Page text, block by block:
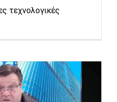
τεχνολογικές